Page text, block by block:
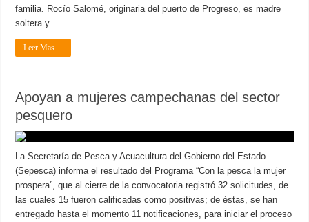
familia. Rocío Salomé, originaria del puerto de Progreso, es madre
soltera y …
Leer Mas ...
Apoyan a mujeres campechanas del sector
pesquero
La Secretaría de Pesca y Acuacultura del Gobierno del Estado
(Sepesca) informa el resultado del Programa “Con la pesca la mujer
prospera”, que al cierre de la convocatoria registró 32 solicitudes, de
las cuales 15 fueron calificadas como positivas; de éstas, se han
entregado hasta el momento 11 notificaciones, para iniciar el proceso